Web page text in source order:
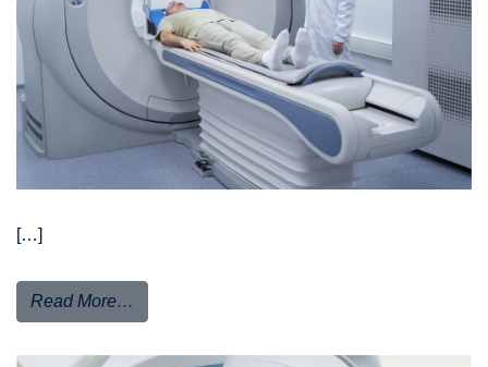
[…]
Read More…